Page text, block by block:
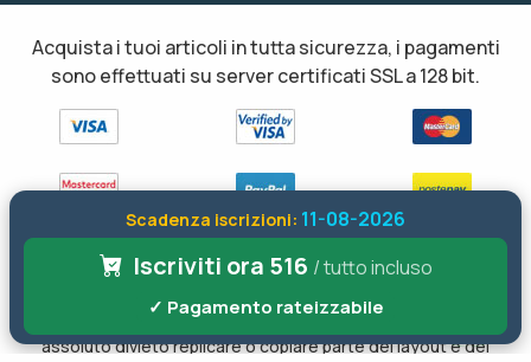
Scadenza iscrizioni: 11-08-2026
Iscriviti ora 516 / tutto incluso
✓ Pagamento rateizzabile
Acquista i tuoi articoli in tutta sicurezza, i pagamenti
sono effettuati su server certificati SSL a 128 bit.
Tutti i diritti sono riservati ed è vietata anche la riproduzione
email sono di proprietà di soloformazione.it pertanto è fatto
assoluto divieto replicare o copiare parte del layout e dei